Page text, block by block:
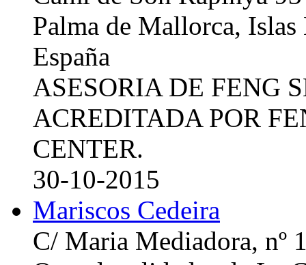
Palma de Mallorca, Islas
España
ASESORIA DE FENG
ACREDITADA POR
CENTER.
30-10-2015
Mariscos Cedeira
C/ Maria Mediadora, nº